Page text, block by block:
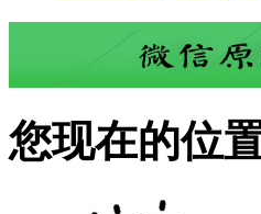
您现在的位